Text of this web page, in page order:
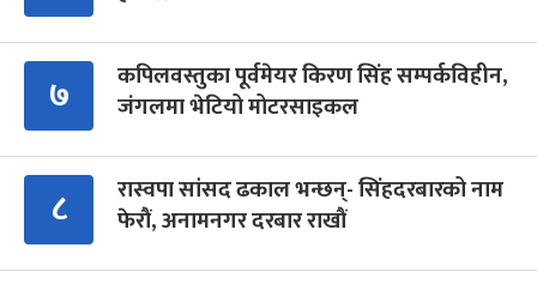
७
कपिलवस्तुका पूर्वमेयर किरण सिंह सम्पर्कविहीन,
जंगलमा भेटियो मोटरसाइकल
८
रास्वपा सांसद ढकाल भन्छन्- सिंहदरबारको नाम
फेरौं, अनामनगर दरबार राखौं